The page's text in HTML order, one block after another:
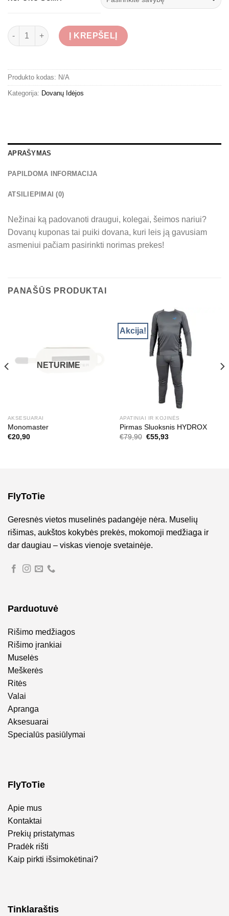
through
€100,00
produkto kiekis: Dovanų Kuponai
Į KREPŠELĮ
Produkto kodas: N/A
Kategorija: Dovanų Idėjos
APRAŠYMAS
PAPILDOMA INFORMACIJA
ATSILIEPIMAI (0)
Nežinai ką padovanoti draugui, kolegai, šeimos nariui?
Dovanų kuponas tai puiki dovana, kuri leis ją gavusiam
asmeniui pačiam pasirinkti norimas prekes!
PANAŠŪS PRODUKTAI
NETURIME
AKSESUARAI
Monomaster
€20,90
Akcija!
APATINIAI IR KOJINĖS
Pirmas Sluoksnis HYDROX
€79,90 Original
€55,93Current
FlyToTie
Geresnės vietos muselinės padangėje nėra. Muselių
rišimas, aukštos kokybės prekės, mokomoji medžiaga ir
dar daugiau – viskas vienoje svetainėje.
Parduotuvė
Rišimo medžiagos
Rišimo įrankiai
Muselės
Meškerės
Ritės
Valai
Apranga
Aksesuarai
Specialūs pasiūlymai
FlyToTie
Apie mus
Kontaktai
Prekių pristatymas
Pradėk rišti
Kaip pirkti išsimokėtinai?
Tinklaraštis